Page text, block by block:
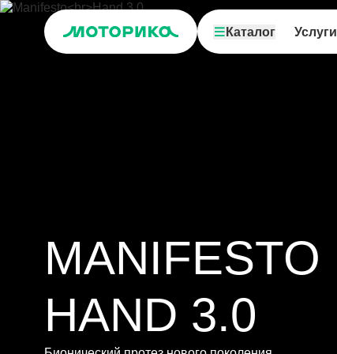
Каталог Услуги
MANIFESTO
HAND 3.0